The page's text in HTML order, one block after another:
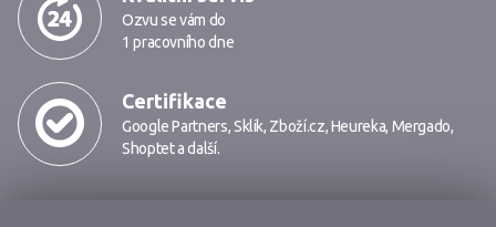
Ozvu se vám do
1 pracovního dne
Certifikace
Google Partners,Sklik, Zboží.cz,Heureka, Mergado,
Shopteta další.